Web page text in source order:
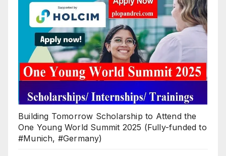
Building Tomorrow Scholarship to Attend the
One Young World Summit 2025 (Fully-funded to
#Munich, #Germany)